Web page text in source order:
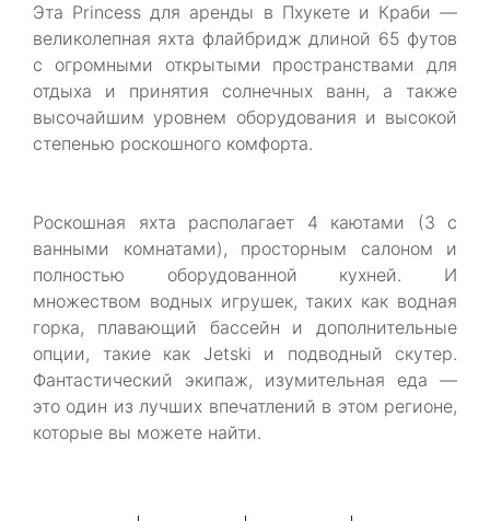
Эта Princess для аренды в Пхукете и Краби —
великолепная яхта флайбридж длиной 65 футов
с огромными открытыми пространствами для
отдыха и принятия солнечных ванн, а также
высочайшим уровнем оборудования и высокой
степенью роскошного комфорта.
Роскошная яхта располагает 4 каютами (3 с
ванными комнатами), просторным салоном и
полностью оборудованной кухней. И
множеством водных игрушек, таких как водная
горка, плавающий бассейн и дополнительные
опции, такие как Jetski и подводный скутер.
Фантастический экипаж, изумительная еда —
это один из лучших впечатлений в этом регионе,
которые вы можете найти.